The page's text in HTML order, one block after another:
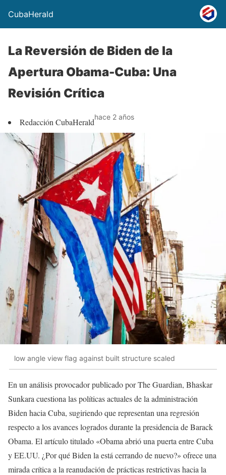
CubaHerald
La Reversión de Biden de la
Apertura Obama-Cuba: Una
Revisión Crítica
Redacción CubaHeraldhace 2 años
low angle view flag against built structure scaled
En un análisis provocador publicado por The Guardian, Bhaskar
Sunkara cuestiona las políticas actuales de la administración
Biden hacia Cuba, sugiriendo que representan una regresión
respecto a los avances logrados durante la presidencia de Barack
Obama. El artículo titulado «Obama abrió una puerta entre Cuba
y EE.UU. ¿Por qué Biden la está cerrando de nuevo?» ofrece una
mirada crítica a la reanudación de prácticas restrictivas hacia la